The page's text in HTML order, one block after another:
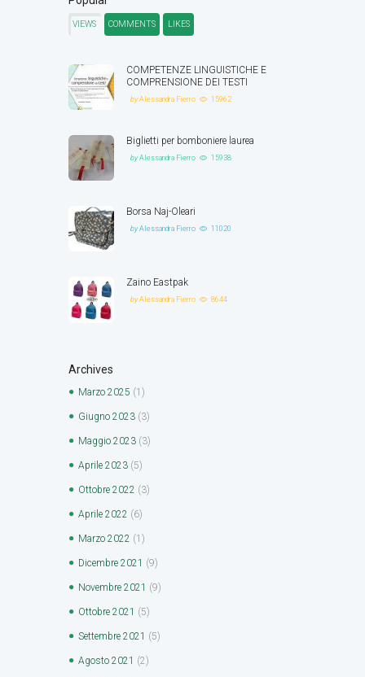
VIEWS COMMENTS LIKES
COMPETENZE LINGUISTICHE E
COMPRENSIONE DEI TESTI
byAlessandra Fierro 15962
Biglietti per bomboniere laurea
byAlessandra Fierro 15938
Borsa Naj-Oleari
byAlessandra Fierro 11020
Zaino Eastpak
byAlessandra Fierro 8644
Archives
Marzo 2025 (1)
Giugno 2023 (3)
Maggio 2023 (3)
Aprile 2023 (5)
Ottobre 2022 (3)
Aprile 2022 (6)
Marzo 2022 (1)
Dicembre 2021 (9)
Novembre 2021 (9)
Ottobre 2021 (5)
Settembre 2021 (5)
Agosto 2021 (2)